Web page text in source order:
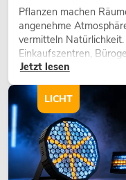
Pflanzen machen
angenehme
vermitteln
Einkaufszentren,
eine hochwertige
Jetzt lesen
LICHT